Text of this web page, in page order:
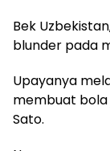
Bek
blunder pada
Upayanya
membuat bola
Sato.